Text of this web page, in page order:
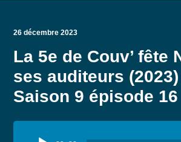
26 décembre 2023
La 5e de Couv’ fête
ses auditeurs (2023)
Saison 9 épisode 16